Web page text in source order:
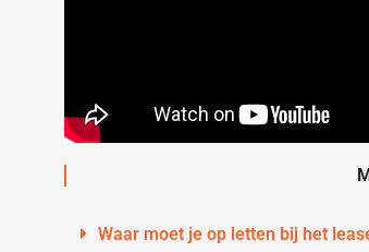
Waar moet je op letten bij het